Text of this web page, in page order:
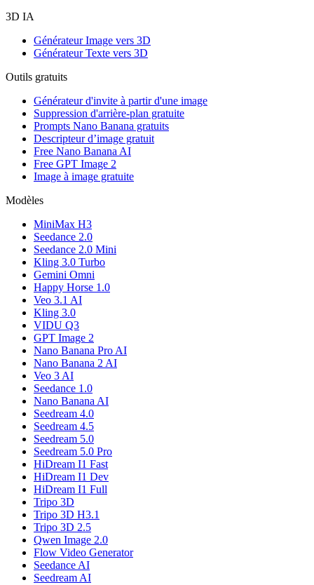
3D IA
Générateur Image vers 3D
Générateur Texte vers 3D
Outils gratuits
Générateur d'invite à partir d'une image
Suppression d'arrière-plan gratuite
Prompts Nano Banana gratuits
Descripteur d’image gratuit
Free Nano Banana AI
Free GPT Image 2
Image à image gratuite
Modèles
MiniMax H3
Seedance 2.0
Seedance 2.0 Mini
Kling 3.0 Turbo
Gemini Omni
Happy Horse 1.0
Veo 3.1 AI
Kling 3.0
VIDU Q3
GPT Image 2
Nano Banana Pro AI
Nano Banana 2 AI
Veo 3 AI
Seedance 1.0
Nano Banana AI
Seedream 4.0
Seedream 4.5
Seedream 5.0
Seedream 5.0 Pro
HiDream I1 Fast
HiDream I1 Dev
HiDream I1 Full
Tripo 3D
Tripo 3D H3.1
Tripo 3D 2.5
Qwen Image 2.0
Flow Video Generator
Seedance AI
Seedream AI